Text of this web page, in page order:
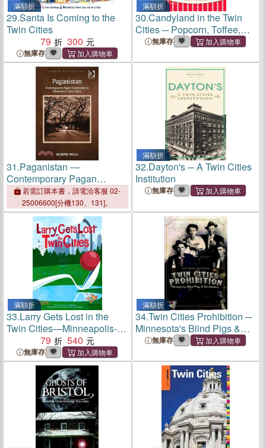
滿額折
29.Santa Is Coming to the
Twin Cities
79
300
無庫存
滿額折
30.Candyland in the Twin
Cities ─ Popcorn, Toffee,
Brittle & Bark
無庫存
31.Paganistan ―
Contemporary Pagan
Community in Minnesota's
Twin Cities
若需訂購本書，請電洽客服 02-
25006600[分機130、131]。
滿額折
32.Dayton's ─ A Twin Cities
Institution
無庫存
滿額折
33.Larry Gets Lost in the
Twin Cities—Minneapolis-
saint Paul
79 540
無庫存
滿額折
34.Twin Cities Prohibition ─
Minnesota's Blind Pigs &
Bootleggers
無庫存